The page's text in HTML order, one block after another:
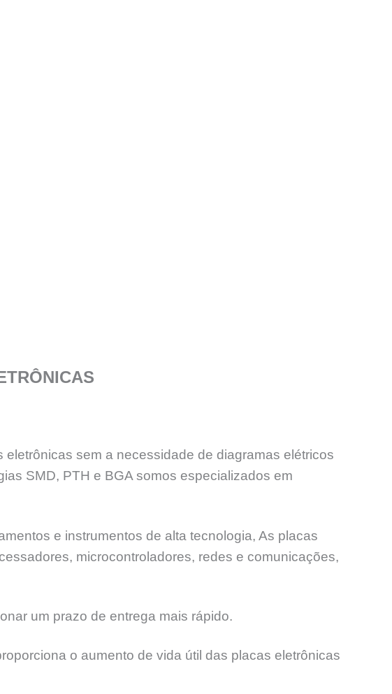
sem a necessidade de diagramas elétricos
SMD, PTH e BGA somos especializados em
e instrumentos de alta tecnologia, As placas
microcontroladores, redes e comunicações,
um prazo de entrega mais rápido.
o aumento de vida útil das placas eletrônicas